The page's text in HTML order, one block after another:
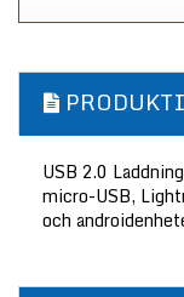
USB 2.0
micro-USB,
och